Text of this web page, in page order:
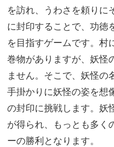
を訪れ、うわさを頼りに
に封印することで、功徳
を目指すゲームです。村
巻物がありますが、妖怪
ません。そこで、妖怪の
手掛かりに妖怪の姿を想
の封印に挑戦します。妖
が得られ、もっとも多く
ーの勝利となります。